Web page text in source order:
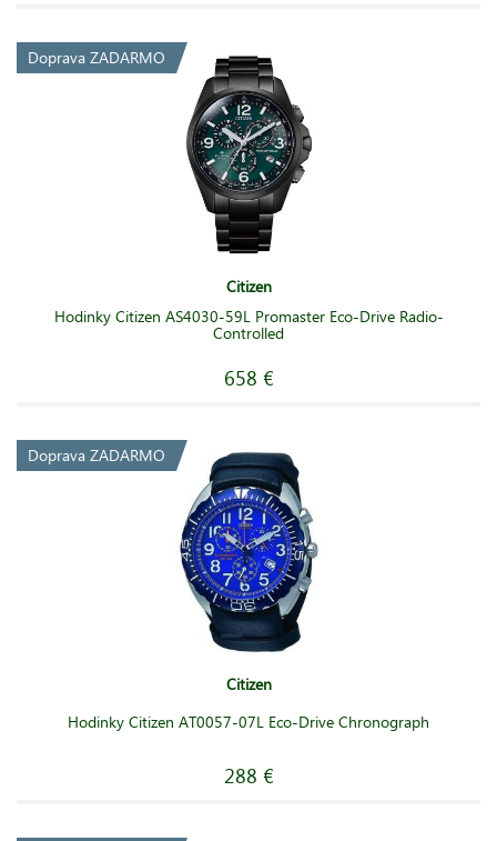
Doprava ZADARMO
Citizen
Hodinky Citizen AS4030-59L Promaster Eco-Drive Radio-
Controlled
658 €
Doprava ZADARMO
Citizen
Hodinky Citizen AT0057-07L Eco-Drive Chronograph
288 €